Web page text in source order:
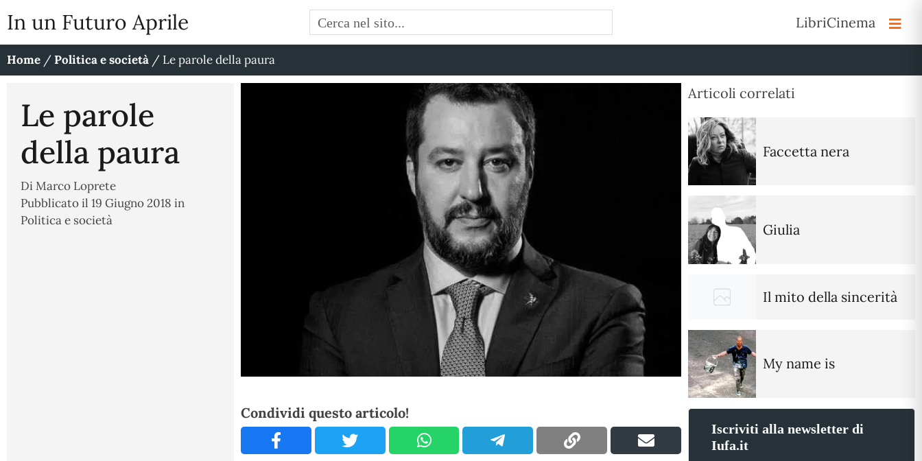
In un Futuro Aprile LibriCinema
Home /Politica e società / Le parole della paura
Le parole
della paura
DiMarco Loprete
Pubblicato il 19 Giugno 2018 in
Politica e società
Condividi questo articolo!
Articoli correlati
Faccetta nera
Giulia
Il mito della sincerità
My name is
Iscriviti alla newsletter di
Iufa.it